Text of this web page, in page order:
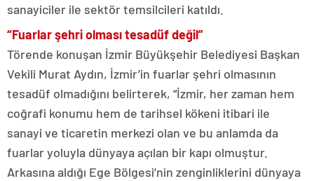
sanayiciler ile sektör temsilcileri katıldı.
“Fuarlar şehri olması tesadüf değil”
Törende konuşan İzmir Büyükşehir Belediyesi Başkan
Vekili Murat Aydın, İzmir’in fuarlar şehri olmasının
tesadüf olmadığını belirterek, “İzmir, her zaman hem
coğrafi konumu hem de tarihsel kökeni itibari ile
sanayi ve ticaretin merkezi olan ve bu anlamda da
fuarlar yoluyla dünyaya açılan bir kapı olmuştur.
Arkasına aldığı Ege Bölgesi’nin zenginliklerini dünyaya